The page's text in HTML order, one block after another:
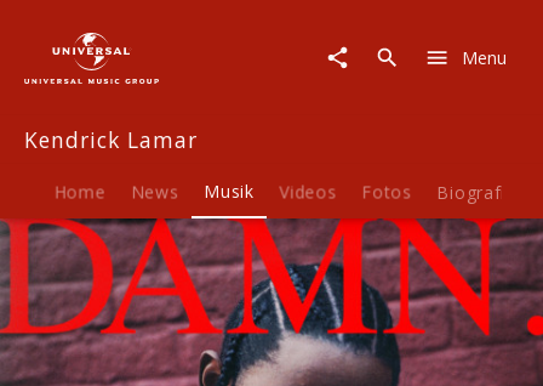
Musik
DAMN.
Menu
Kendrick Lamar
Home News Musik Videos Fotos Biografie